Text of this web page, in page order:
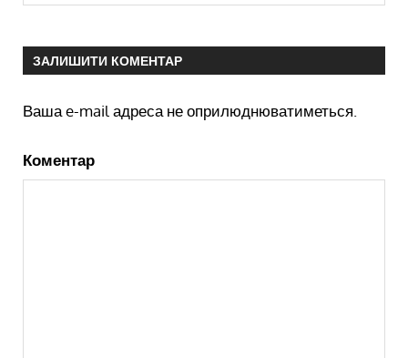
ЗАЛИШИТИ КОМЕНТАР
Ваша e-mail адреса не оприлюднюватиметься.
Коментар